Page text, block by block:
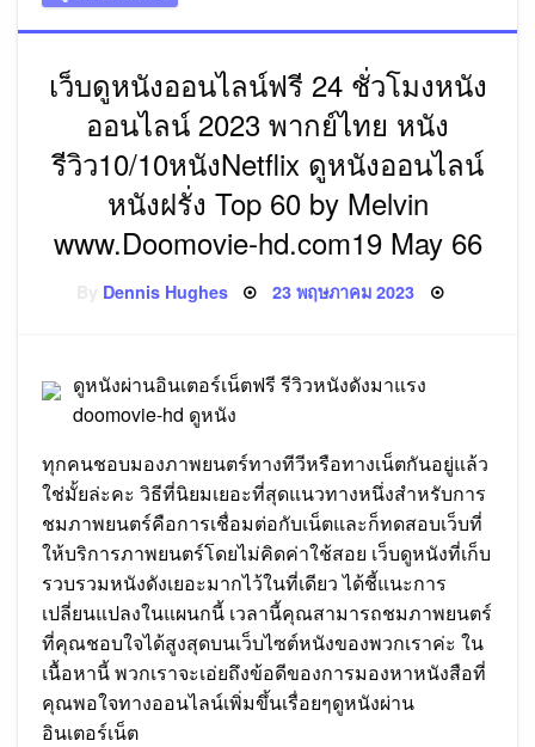
เว็บดูหนังออนไลน์ฟรี 24 ชั่วโมงหนัง
ออนไลน์ 2023 พากย์ไทย หนัง
รีวิว10/10หนังNetflix ดูหนังออนไลน์
หนังฝรั่ง Top 60 by Melvin
www.Doomovie-hd.com19 May 66
Dennis Hughes Posted
23 พฤษภาคม 2023
ดูหนังผ่านอินเตอร์เน็ตฟรี รีวิวหนังดังมาแรง
doomovie-hd ดูหนัง
ทุกคนชอบมองภาพยนตร์ทางทีวีหรือทางเน็ตกันอยู่แล้ว
ใช่มั้ยล่ะคะ วิธีที่นิยมเยอะที่สุดแนวทางหนึ่งสำหรับการ
ชมภาพยนตร์คือการเชื่อมต่อกับเน็ตและก็ทดสอบเว็บที่
ให้บริการภาพยนตร์โดยไม่คิดค่าใช้สอย เว็บดูหนังที่เก็บ
รวบรวมหนังดังเยอะมากไว้ในที่เดียว ได้ชี้แนะการ
เปลี่ยนแปลงในแผนกนี้ เวลานี้คุณสามารถชมภาพยนตร์
ที่คุณชอบใจได้สูงสุดบนเว็บไซต์หนังของพวกเราค่ะ ใน
เนื้อหานี้ พวกเราจะเอ่ยถึงข้อดีของการมองหาหนังสือที่
คุณพอใจทางออนไลน์เพิ่มขึ้นเรื่อยๆดูหนังผ่าน
อินเตอร์เน็ต